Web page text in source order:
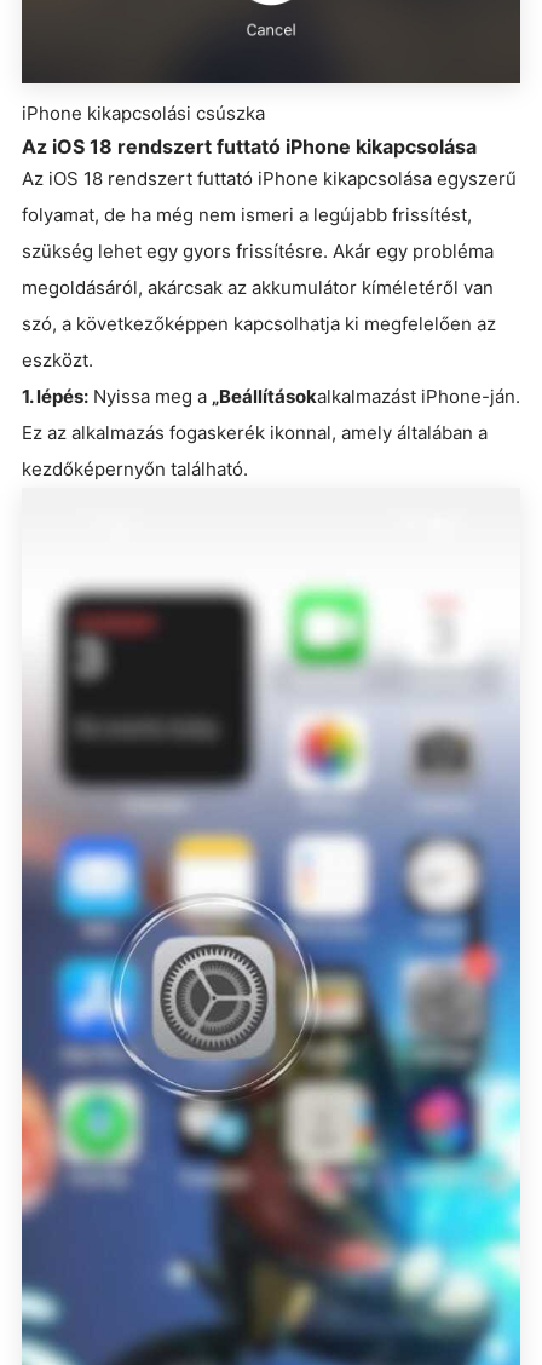
iPhone kikapcsolási csúszka
Az iOS 18 rendszert futtató iPhone kikapcsolása
Az iOS 18 rendszert futtató iPhone kikapcsolása egyszerű
folyamat, de ha még nem ismeri a legújabb frissítést,
szükség lehet egy gyors frissítésre. Akár egy probléma
megoldásáról, akárcsak az akkumulátor kíméletéről van
szó, a következőképpen kapcsolhatja ki megfelelően az
eszközt.
1. lépés: Nyissa meg a „Beállításokalkalmazást iPhone-ján.
Ez az alkalmazás fogaskerék ikonnal, amely általában a
kezdőképernyőn található.